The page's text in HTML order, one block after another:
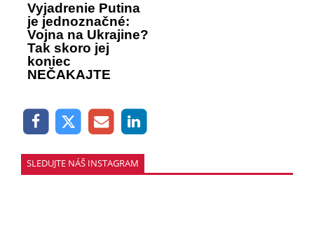
Vyjadrenie Putina
je jednoznačné:
Vojna na Ukrajine?
Tak skoro jej
koniec
NEČAKAJTE
SLEDUJTE NÁŠ INSTAGRAM